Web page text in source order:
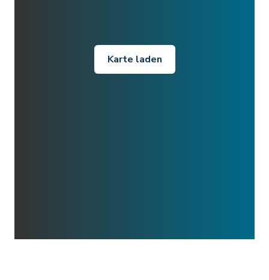
Karte laden